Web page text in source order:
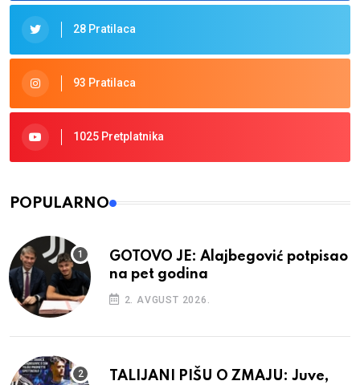
28 Pratilaca
93 Pratilaca
1025 Pretplatnika
POPULARNO
GOTOVO JE: Alajbegović potpisao
na pet godina
2. AVGUST 2026.
TALIJANI PIŠU O ZMAJU: Juve,